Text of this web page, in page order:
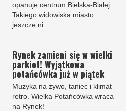
opanuje centrum Bielska-Białej.
Takiego widowiska miasto
jeszcze ni...
Rynek zamieni się w wielki
parkiet! Wyjątkowa
potańcówka już w piątek
Muzyka na żywo, taniec i klimat
retro. Wielka Potańcówka wraca
na Rynek!